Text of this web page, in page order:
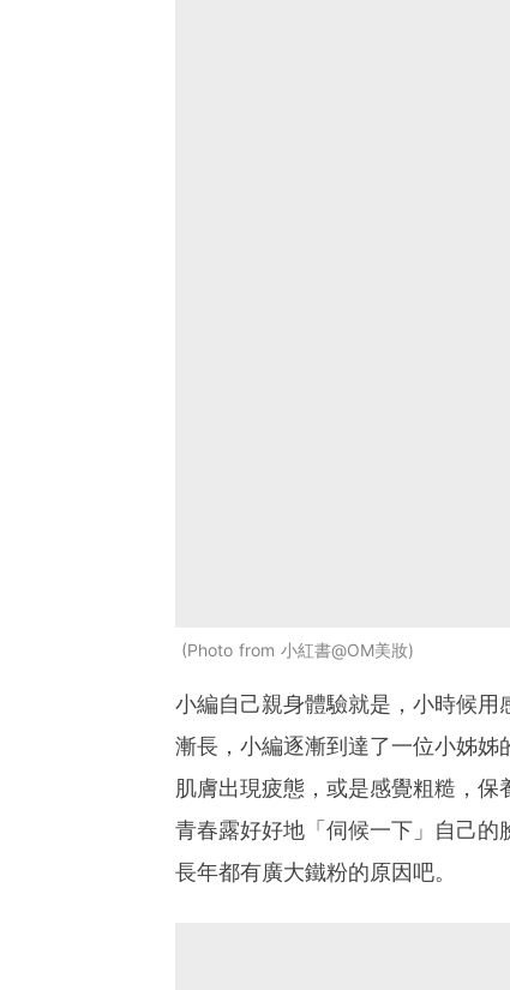
Photo from 小紅書@OM美妝
小編自己親身體驗就是，小時候
漸長，小編逐漸到達了一位小姊
肌膚出現疲態，或是感覺粗糙，
青春露好好地「伺候一下」自己
長年都有廣大鐵粉的原因吧。